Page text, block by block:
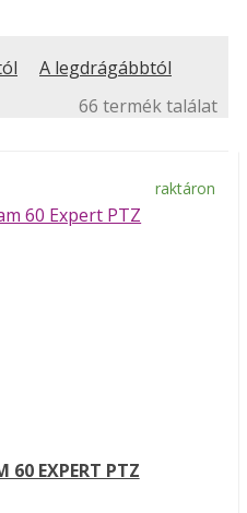
A legdrágábbtól
66 termék találat
raktáron
60 EXPERT PTZ